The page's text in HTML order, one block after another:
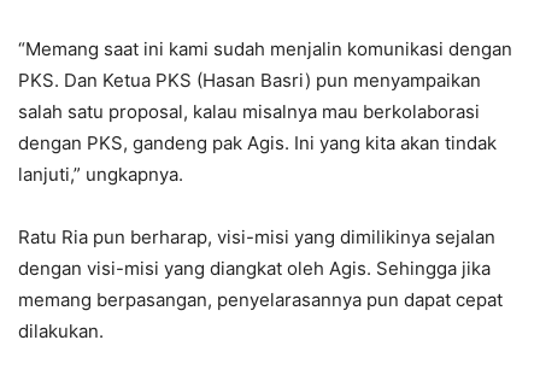
“Memang saat ini kami sudah menjalin komunikasi dengan
PKS. Dan Ketua PKS (Hasan Basri) pun menyampaikan
salah satu proposal, kalau misalnya mau berkolaborasi
dengan PKS, gandeng pak Agis. Ini yang kita akan tindak
lanjuti,” ungkapnya.
Ratu Ria pun berharap, visi-misi yang dimilikinya sejalan
dengan visi-misi yang diangkat oleh Agis. Sehingga jika
memang berpasangan, penyelarasannya pun dapat cepat
dilakukan.